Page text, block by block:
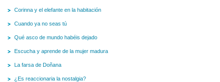
Corinna y el elefante en la habitación
Cuando ya no seas tú
Qué asco de mundo habéis dejado
Escucha y aprende de la mujer madura
La farsa de Doñana
¿Es reaccionaria la nostalgia?